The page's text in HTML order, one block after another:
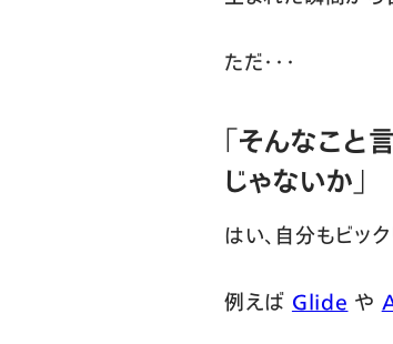
ただ・・・
「そんなこと
じゃないか」
はい、自分もビッ
例えば Glide や